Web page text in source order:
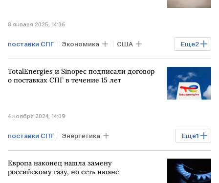
8 января 2025, 14:36
Еще2
поставки СПГ Экономика США
ЕВРОПА Газ
TotalEnergies и Sinopec подписали договор
о поставках СПГ в течение 15 лет
4 ноября 2024, 14:09
Еще1
поставки СПГ Энергетика
TotalEnergies Sinopec
Европа наконец нашла замену
российскому газу, но есть нюанс